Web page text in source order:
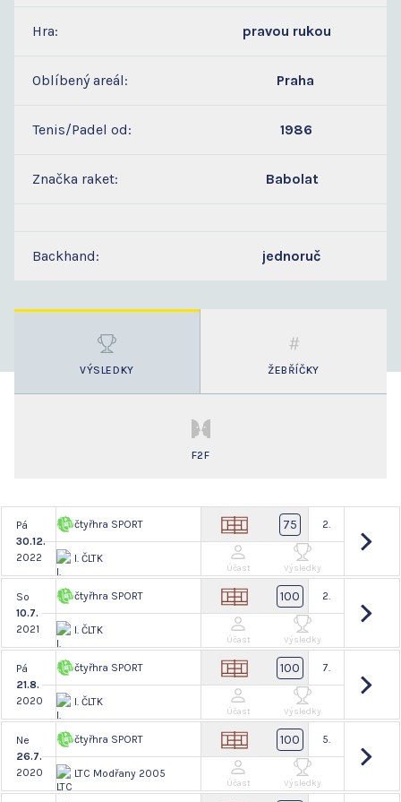
Hra: pravou rukou
Oblíbený areál: Praha
Tenis/Padel od: 1986
Značka raket: Babolat
Backhand: jednoruč
VÝSLEDKY ŽEBŘÍČKY
F2F
Pá
30.12.
2022
čtyřhra SPORT
I. ČLTK
75 2.
Účast Výsledky
So
10.7.
2021
čtyřhra SPORT
I. ČLTK
100 2.
Účast Výsledky
Pá
21.8.
2020
čtyřhra SPORT
I. ČLTK
100 7.
Účast Výsledky
Ne
26.7.
2020
čtyřhra SPORT
LTC Modřany 2005
100 5.
Účast Výsledky